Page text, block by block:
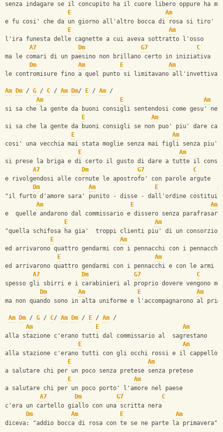
senza indagare se il concupito ha il cuore libero oppure ha
E
Am
e fu cosi' che da un giorno all'altro bocca di rosa si tiro'
E
Am
l'ira funesta delle cagnette a cui aveva sottratto l'osso
A7
Dm G7
C
ma le comari di un paesino non brillano certo in iniziativa
Dm
Am E
Am
le contromisure fino a quel punto si limitavano
Am Dm / G / C / Am Dm/ E / Am /
Am
E
Am
si sa che la gente da buoni consigli sentendosi come gesu' nel
E
Am
si sa che la gente da buoni consigli se non puo' piu' dare
E
Am
cosi' una vecchia mai stata moglie senza mai figli senza piu'
E
Am
si prese la briga e di certo il gusto di dare a tutte il
A7
Dm G7
C
e rivolgendosi alle cornute le apostrofo' con parole argute
Dm
Am E
"il furto d'amore sara' punito - disse - dall'ordine
Am
E
Am
e  quelle andarono dal commissario e dissero senza
E
Am
"quella schifosa ha gia'  troppi clienti piu' di un consorzio
E
Am
ed arrivarono quattro gendarmi con i pennacchi con i pennacchi
E
Am
ed arrivarono quattro gendarmi con i pennacchi e con le armi
A7
Dm G7
C
spesso gli sbirri e i carabinieri al proprio dovere vengono
Dm
Am E
Am
ma non quando sono in alta uniforme e l'accompagnarono al
Am Dm / G / C/ Am Dm / E / Am /
Am
E
Am
alla stazione c'erano tutti dal commissario al  sagrestano
E
Am
alla stazione c'erano tutti con gli occhi rossi e il cappello
E
Am
a salutare chi per un poco senza pretese senza pretese
E
Am
a salutare chi per un poco porto' l'amore nel paese
A7
Dm G7
C
c'era un cartello giallo con una scritta nera
Dm
Am E
Am
diceva: "addio bocca di rosa con te se ne parte la primavera"